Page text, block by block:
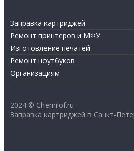
Заправка картриджей
Ремонт принтеров и МФУ
Изготовление печатей
Ремонт ноутбуков
Организациям
2024 © Chernilof.ru
Заправка картриджей в Санкт-